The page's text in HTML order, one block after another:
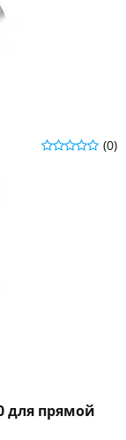
(0)
для прямой